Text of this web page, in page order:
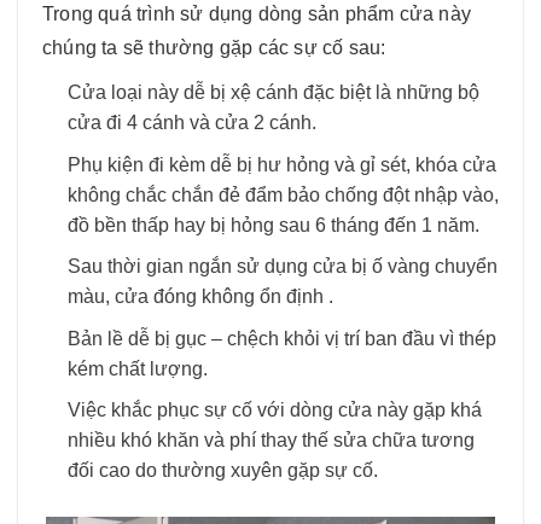
Trong quá trình sử dụng dòng sản phẩm cửa này
chúng ta sẽ thường gặp các sự cố sau:
Cửa loại này dễ bị xệ cánh đặc biệt là những bộ
cửa đi 4 cánh và cửa 2 cánh.
Phụ kiện đi kèm dễ bị hư hỏng và gỉ sét, khóa cửa
không chắc chắn đẻ đẩm bảo chống đột nhập vào,
đồ bền thấp hay bị hỏng sau 6 tháng đến 1 năm.
Sau thời gian ngắn sử dụng cửa bị ố vàng chuyển
màu, cửa đóng không ổn định .
Bản lề dễ bị gục – chệch khỏi vị trí ban đầu vì thép
kém chất lượng.
Việc khắc phục sự cố với dòng cửa này gặp khá
nhiều khó khăn và phí thay thế sửa chữa tương
đối cao do thường xuyên gặp sự cố.